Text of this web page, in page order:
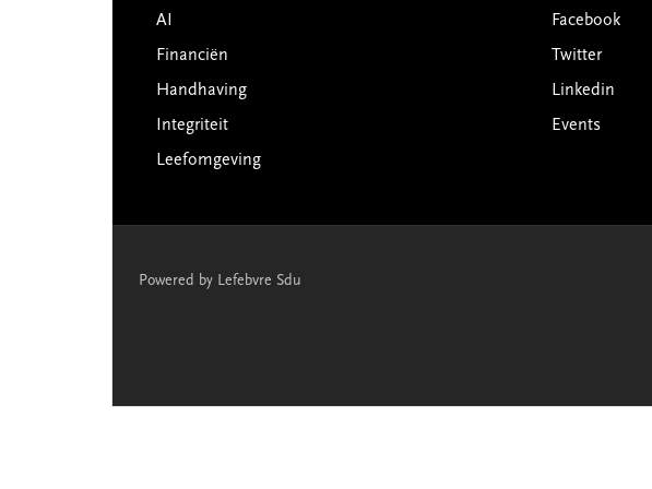
AI
Financiën
Handhaving
Integriteit
Leefomgeving
Facebook
Twitter
Linkedin
Events
Powered by Lefebvre Sdu